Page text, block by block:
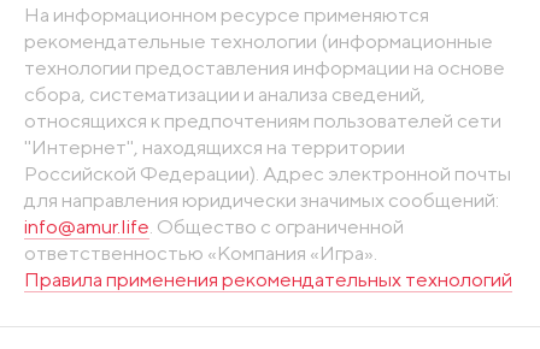
На информационном ресурсе применяются
рекомендательные технологии (информационные
технологии предоставления информации на основе
сбора, систематизации и анализа сведений,
относящихся к предпочтениям пользователей сети
"Интернет", находящихся на территории
Российской Федерации). Адрес электронной почты
для направления юридически значимых сообщений:
info@amur.life . Общество с ограниченной
ответственностью «Компания «Игра».
Правила применения рекомендательных технологий